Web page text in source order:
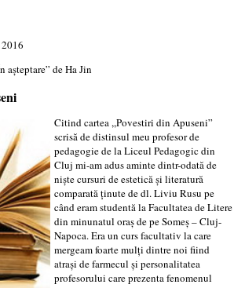
aşteptare” de Ha Jin
Citind cartea ,,Povestiri din Apuseni”
scrisă de distinsul meu profesor de
pedagogie de la Liceul Pedagogic din
Cluj mi-am adus aminte dintr-odată de
niște cursuri de estetică și literatură
comparată ținute de dl. Liviu Rusu pe
când eram studentă la Facultatea de Litere
din minunatul oraș de pe Someș – Cluj-
Napoca. Era un curs facultativ la care
mergeam foarte mulți dintre noi fiind
atrași de farmecul și personalitatea
profesorului care prezenta fenomenul